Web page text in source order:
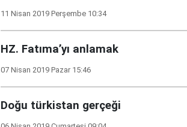
11 Nisan 2019 Perşembe 10:34
HZ. Fatıma’yı anlamak
07 Nisan 2019 Pazar 15:46
Doğu türkistan gerçeği